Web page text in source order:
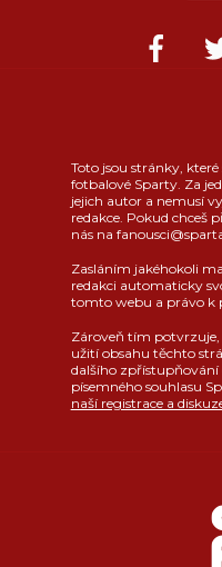
Toto jsou stránky,
fotbalové Sparty. Za
jejich autor a nemusí
redakce. Pokud chceš
nás na
Zasláním jakéhokoli
redakci automaticky
tomto webu a právo k
Zároveň tím potvrzuje,
užití obsahu těchto
dalšího zpřístupňování
písemného souhlasu
naší registrace a